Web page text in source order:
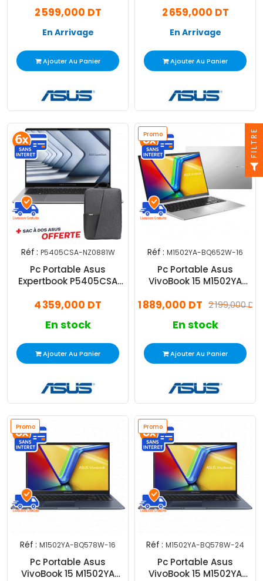
2 599,000 DT
En Arrivage
Ajouter Au Panier
Windows 11
2 659,000 DT
En Arrivage
Ajouter Au Panier
Réf : P5405CSA-NZ0881W
Pc Portable Asus
Expertbook P5405CSA
Windows 11
4 359,000 DT
En stock
Ajouter Au Panier
Promo
Réf : M1502YA-BQ652W-16
Pc Portable Asus
VivoBook 15 M1502YA
Windows 112 199,000 DT
1 889,000 DT
En stock
Ajouter Au Panier
Promo
Réf : M1502YA-BQ578W-16
Pc Portable Asus
VivoBook 15 M1502YA
Promo
Réf : M1502YA-BQ578W-24
Pc Portable Asus
VivoBook 15 M1502YA
FILTRE